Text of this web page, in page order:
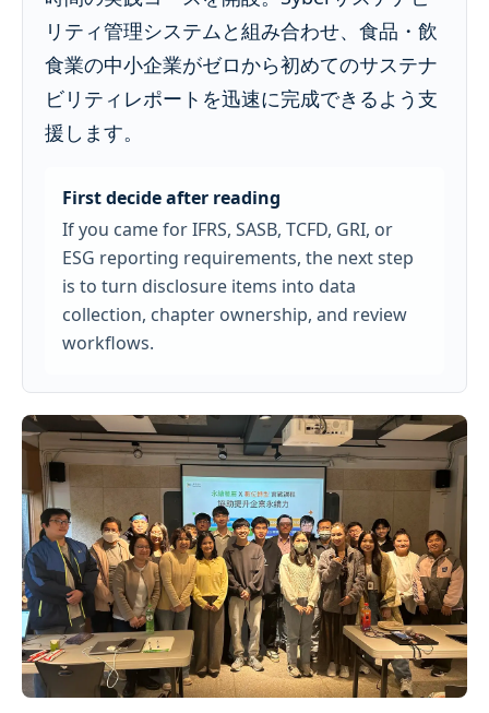
リティ管理システムと組み合わせ、食品・飲
食業の中小企業がゼロから初めてのサステナ
ビリティレポートを迅速に完成できるよう支
援します。
First decide after reading
If you came for IFRS, SASB, TCFD, GRI, or
ESG reporting requirements, the next step
is to turn disclosure items into data
collection, chapter ownership, and review
workflows.